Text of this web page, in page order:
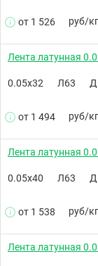
от 1 526 руб/кг
Лента латунная
0.05х32 Л63
от 1 494 руб/кг
Лента латунная
0.05х40 Л63
от 1 538 руб/кг
Лента латунная